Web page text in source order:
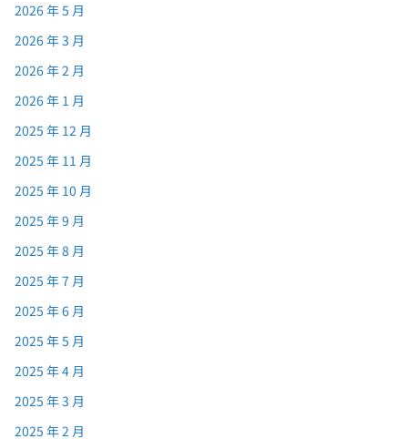
2026 年 5 月
2026 年 3 月
2026 年 2 月
2026 年 1 月
2025 年 12 月
2025 年 11 月
2025 年 10 月
2025 年 9 月
2025 年 8 月
2025 年 7 月
2025 年 6 月
2025 年 5 月
2025 年 4 月
2025 年 3 月
2025 年 2 月